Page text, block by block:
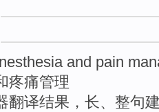
and pain
疼痛管理
翻译结果，长、整句